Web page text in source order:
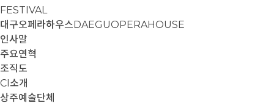
FESTIVAL
대구오페라하우스DAEGUOPERAHOUSE
인사말
주요연혁
조직도
CI소개
상주예술단체